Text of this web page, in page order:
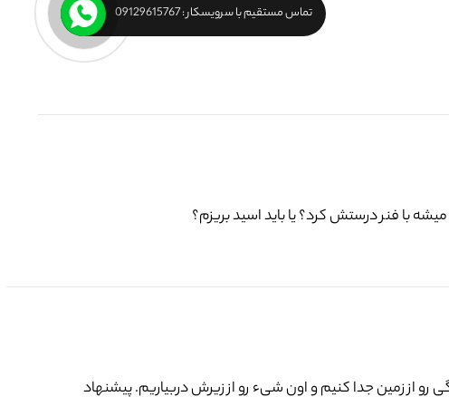
با فنر درستش کرد؟ یا باید اسید بریزم؟
رو از زمین جدا کنیم و اون شیء رو از زیرش دربیاریم. پیشنهاد
تماس مستقیم با سرویسکار : 09129615767